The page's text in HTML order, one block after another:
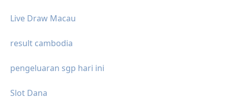
Live Draw Macau
result cambodia
pengeluaran sgp hari ini
Slot Dana